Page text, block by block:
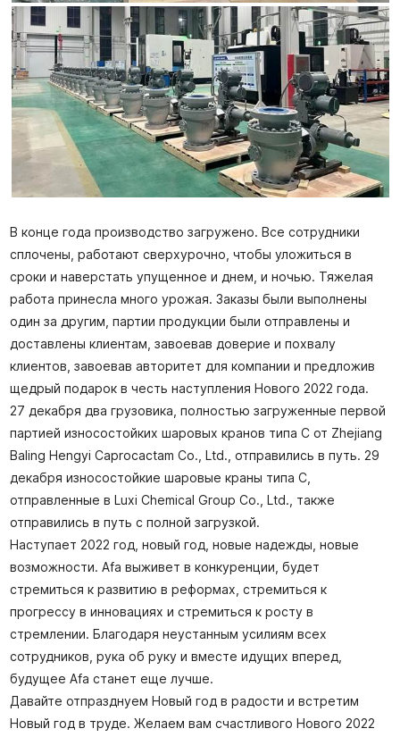
В конце года производство загружено. Все сотрудники
сплочены, работают сверхурочно, чтобы уложиться в
сроки и наверстать упущенное и днем, и ночью. Тяжелая
работа принесла много урожая. Заказы были выполнены
один за другим, партии продукции были отправлены и
доставлены клиентам, завоевав доверие и похвалу
клиентов, завоевав авторитет для компании и предложив
щедрый подарок в честь наступления Нового 2022 года.
27 декабря два грузовика, полностью загруженные первой
партией износостойких шаровых кранов типа C от Zhejiang
Baling Hengyi Caprocactam Co., Ltd., отправились в путь. 29
декабря износостойкие шаровые краны типа C,
отправленные в Luxi Chemical Group Co., Ltd., также
отправились в путь с полной загрузкой.
Наступает 2022 год, новый год, новые надежды, новые
возможности. Afa выживет в конкуренции, будет
стремиться к развитию в реформах, стремиться к
прогрессу в инновациях и стремиться к росту в
стремлении. Благодаря неустанным усилиям всех
сотрудников, рука об руку и вместе идущих вперед,
будущее Afa станет еще лучше.
Давайте отпразднуем Новый год в радости и встретим
Новый год в труде. Желаем вам счастливого Нового 2022